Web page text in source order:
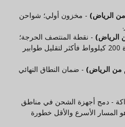
- مخزون أولي؛ شواحن
- نقطة المنتصف الحرجة؛
عدة شواحن متعددة بقدرة 200 كيلوواط فأكثر لتقليل طوابير
- ضمان النطاق النهائي
- دمج أجهزة الشحن في مناطق
المسار الأسرع والأقل خطورة